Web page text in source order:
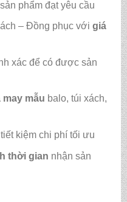
phẩm đạt yêu cầu
– Đồng phục với giá
xác để có được sản
may mẫu balo, túi xách,
kiệm chi phí tối ưu
thời gian nhận sản